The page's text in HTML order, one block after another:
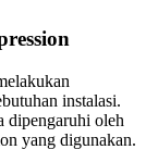
instalasi.
dipengaruhi oleh
yang digunakan.